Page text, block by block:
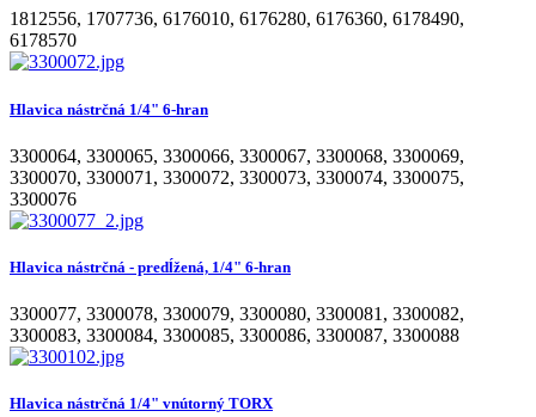
1812556, 1707736, 6176010, 6176280, 6176360, 6178490,
6178570
Hlavica nástrčná 1/4" 6-hran
3300064, 3300065, 3300066, 3300067, 3300068, 3300069,
3300070, 3300071 , 3300072, 3300073, 3300074, 3300075,
3300076
Hlavica nástrčná - predĺžená, 1/4" 6-hran
3300077, 3300078, 3300079, 3300080, 3300081 , 3300082,
3300083, 3300084, 3300085, 3300086, 3300087, 3300088
Hlavica nástrčná 1/4" vnútorný TORX